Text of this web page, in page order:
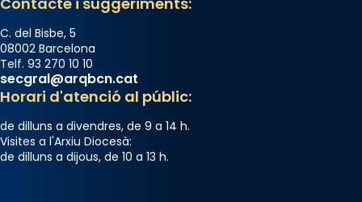
duració aproximada de tres hores. Després,
processó (recuperada el 1972) al voltant
del temple amb les relíquies de les santes.
Des de 1985 hi participa també un grup de
diablesses amb música i ball propis. Festa
«Si vols saber què és calor, ves per les
Santes a Mataró»🥵.
C. del Bisbe, 5
08002 Barcelona
Telf. 93 270 10 10
secgral@arqbcn.cat
Horari d'atenció al públic:
de dilluns a divendres, de 9 a 14 h.
Visites a l'Arxiu Diocesà:
de dilluns a dijous, de 10 a 13 h.